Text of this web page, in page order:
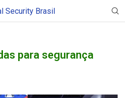
para segurança